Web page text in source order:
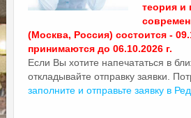
теория и
(Москва, Россия) состоится -
принимаются до 06.10.2026 г.
Если Вы хотите напечататься в
откладывайте отправку заявки.
заполните и отправьте заявку в